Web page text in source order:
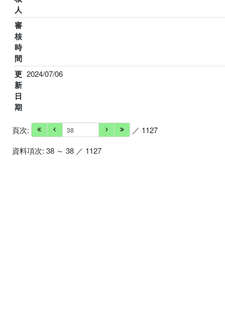
人
審
核
時
間
更
新
日
期
2024/07/06
頁次:
／ 1127
資料項次: 38 ～ 38 ／ 1127